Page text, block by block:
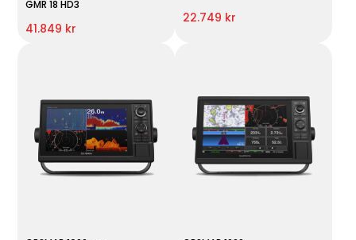
GMR 18 HD3
41.849 kr
22.749 kr